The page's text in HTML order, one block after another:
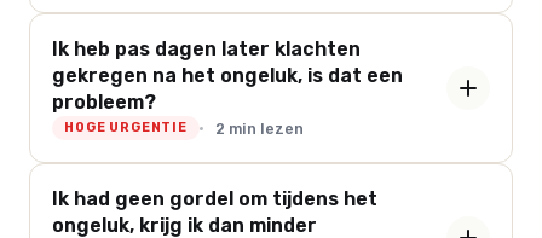
Ik heb pas dagen later klachten
gekregen na het ongeluk, is dat een
probleem?
HOGE URGENTIE 2 min lezen
Ik had geen gordel om tijdens het
ongeluk, krijg ik dan minder